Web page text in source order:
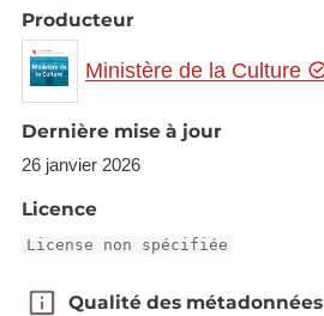
Producteur
Ministère de la Culture
Dernière mise à jour
26 janvier 2026
Licence
License non spécifiée
Qualité des métadonnées
Qualité des métadonnées